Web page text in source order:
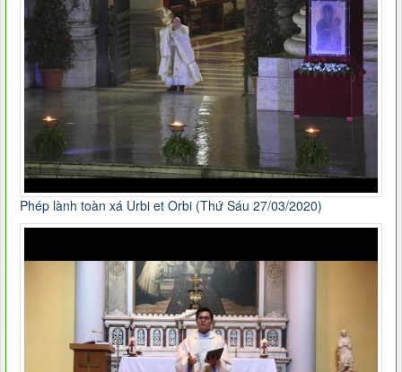
Phép lành toàn xá Urbi et Orbi (Thứ Sáu 27/03/2020)